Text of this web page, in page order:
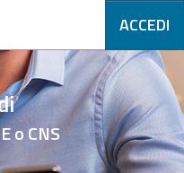
ACCEDI
o CNS